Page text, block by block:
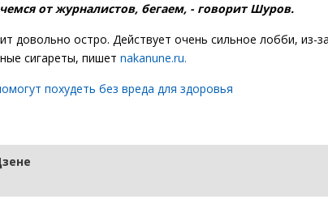
от журналистов, бегаем, - говорит Шуров.
довольно остро. Действует очень сильное лобби, из-
сигареты, пишет nakanune.ru.
похудеть без вреда для здоровья